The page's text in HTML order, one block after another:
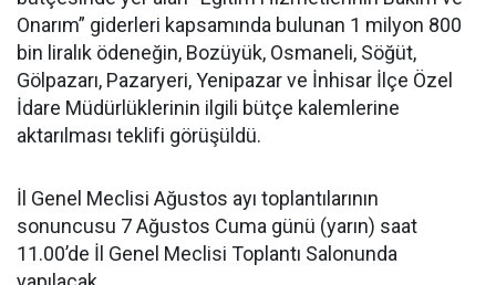
Onarım” giderleri kapsamında bulunan 1 milyon 800
bin liralık ödeneğin, Bozüyük, Osmaneli, Söğüt,
Gölpazarı, Pazaryeri, Yenipazar ve İnhisar İlçe Özel
İdare Müdürlüklerinin ilgili bütçe kalemlerine
aktarılması teklifi görüşüldü.
İl Genel Meclisi Ağustos ayı toplantılarının
sonuncusu 7 Ağustos Cuma günü (yarın) saat
11.00’de İl Genel Meclisi Toplantı Salonunda